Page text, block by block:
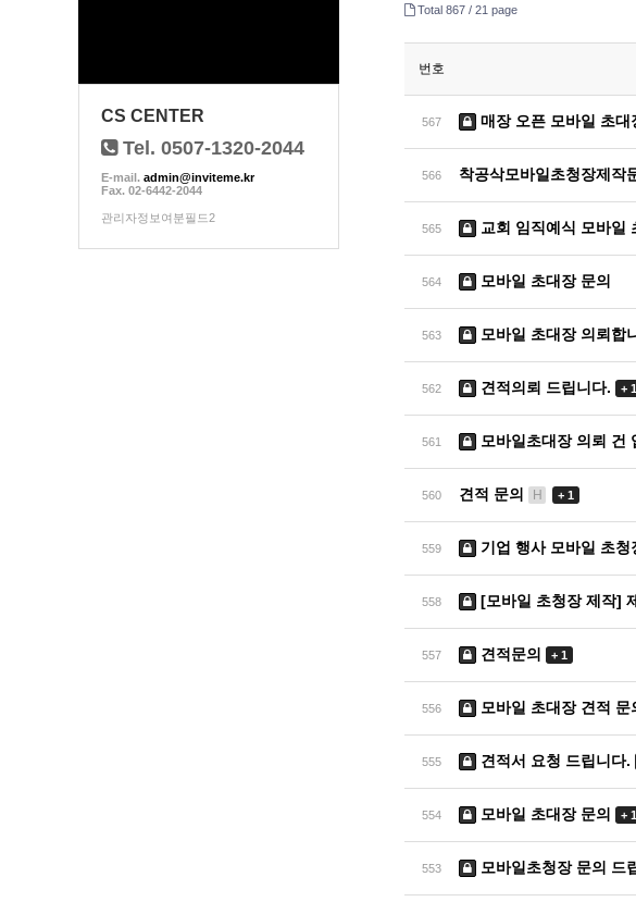
Total 867 / 21 page
번호
567 매장 오픈 모바일 초
566 착공삭모바일초청장제작
565 교회 임직예식 모바일
564 모바일 초대장 문의
563 모바일 초대장 의뢰합
562 견적의뢰 드립니다. + 1
561 모바일초대장 의뢰 건
560 견적 문의 H + 1
559 기업 행사 모바일 초청
558 [모바일 초청장 제작]
557 견적문의 + 1
556 모바일 초대장 견적 문
555 견적서 요청 드립니다.
554 모바일 초대장 문의 + 1
553 모바일초청장 문의 드
CS CENTER
Tel. 0507-1320-2044
E-mail. admin@inviteme.kr
Fax. 02-6442-2044
관리자정보여분필드2